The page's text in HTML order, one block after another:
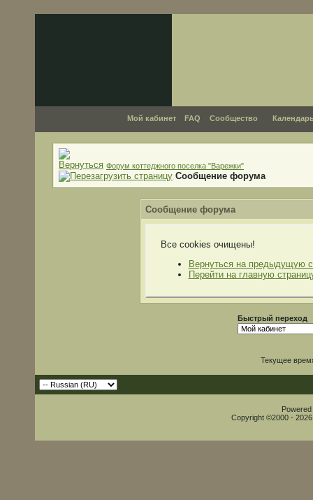
Мой кабинет FAQ Сообщество
Форум коттеджного поселка "Варежки"
Сообщение форума
Сообщение форума
Все cookies очищены!
Вернуться на предыдущую
Перейти на главную
Быстрый переход
Текущее
Copyright ©2000 -